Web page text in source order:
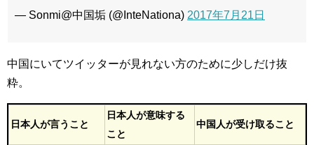
— Sonmi@中国垢 (@InteNationa) 2017年7月21日
中国にいてツイッターが見れない方のために少しだけ抜
粋。
日本人が言うこと
日本人が意味する
こと
中国人が受け取ること